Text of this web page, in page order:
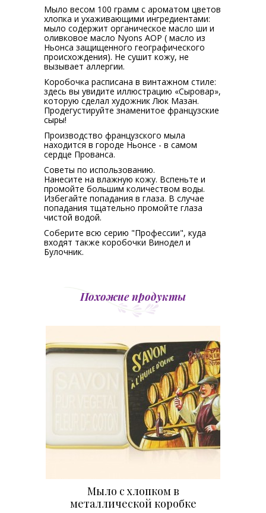
Мыло весом 100 грамм с ароматом цветов
хлопка и ухаживающими ингредиентами:
мыло содержит органическое масло ши и
оливковое масло Nyons AOP ( масло из
Ньонса защищенного географического
происхождения). Не сушит кожу, не
вызывает аллергии.
Коробочка расписана в винтажном стиле:
здесь вы увидите иллюстрацию «Сыровар»,
которую сделал художник Люк Мазан.
Продегустируйте знаменитое французские
сыры!
Производство французского мыла
находится в городе Ньонсе - в самом
сердце Прованса.
Советы по использованию.
Нанесите на влажную кожу. Вспеньте и
промойте большим количеством воды.
Избегайте попадания в глаза. В случае
попадания тщательно промойте глаза
чистой водой.
Соберите всю серию "Профессии", куда
входят также коробочки Винодел и
Булочник.
Похожие продукты
Мыло с хлопком в
металлической коробке